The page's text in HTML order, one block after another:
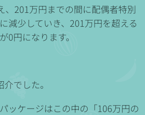
、201万円までの間に配偶者特別
減少していき、201万円を超える
0円になります。
でした。
ッケージはこの中の「106万円の